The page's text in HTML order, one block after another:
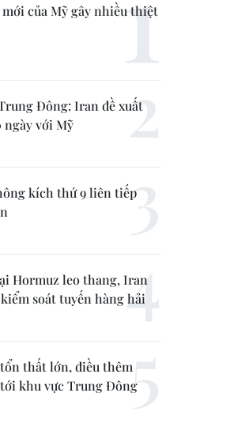
của Mỹ gây nhiều thiệt
Đông: Iran đề xuất
ngày với Mỹ
kích thứ 9 liên tiếp
Hormuz leo thang, Iran
soát tuyến hàng hải
thất lớn, điều thêm
khu vực Trung Đông